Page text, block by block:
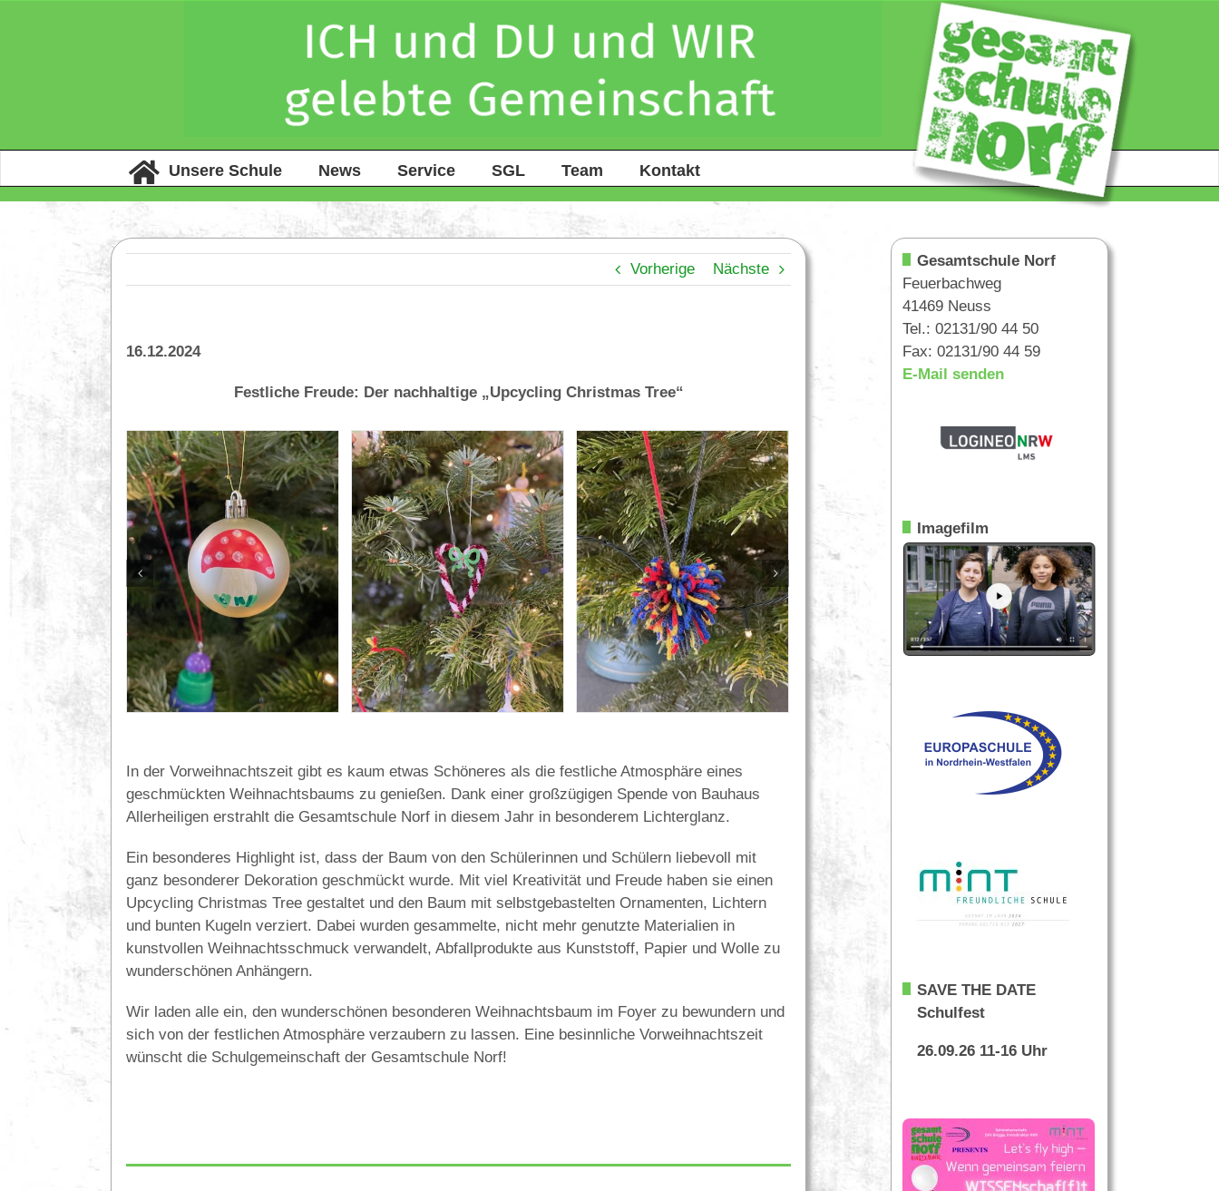
Unsere Schule News Service SGL Team Kontakt
Vorherige Nächste
16.12.2024
Festliche Freude: Der nachhaltige „Upcycling Christmas Tree“
In der Vorweihnachtszeit gibt es kaum etwas Schöneres als die festliche Atmosphäre eines
geschmückten Weihnachtsbaums zu genießen. Dank einer großzügigen Spende von Bauhaus
Allerheiligen erstrahlt die Gesamtschule Norf in diesem Jahr in besonderem Lichterglanz.
Ein besonderes Highlight ist, dass der Baum von den Schülerinnen und Schülern liebevoll mit
ganz besonderer Dekoration geschmückt wurde. Mit viel Kreativität und Freude haben sie einen
Upcycling Christmas Tree gestaltet und den Baum mit selbstgebastelten Ornamenten, Lichtern
und bunten Kugeln verziert. Dabei wurden gesammelte, nicht mehr genutzte Materialien in
kunstvollen Weihnachtsschmuck verwandelt, Abfallprodukte aus Kunststoff, Papier und Wolle zu
wunderschönen Anhängern.
Wir laden alle ein, den wunderschönen besonderen Weihnachtsbaum im Foyer zu bewundern und
sich von der festlichen Atmosphäre verzaubern zu lassen. Eine besinnliche Vorweihnachtszeit
wünscht die Schulgemeinschaft der Gesamtschule Norf!
Gesamtschule Norf
Feuerbachweg
41469 Neuss
Tel.: 02131/90 44 50
Fax: 02131/90 44 59
E-Mail senden
Imagefilm
SAVE THE DATE
Schulfest
26.09.26 11-16 Uhr